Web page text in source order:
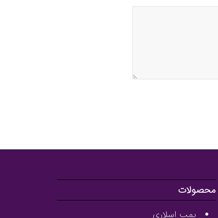
محصولات
پمپ اسلاری